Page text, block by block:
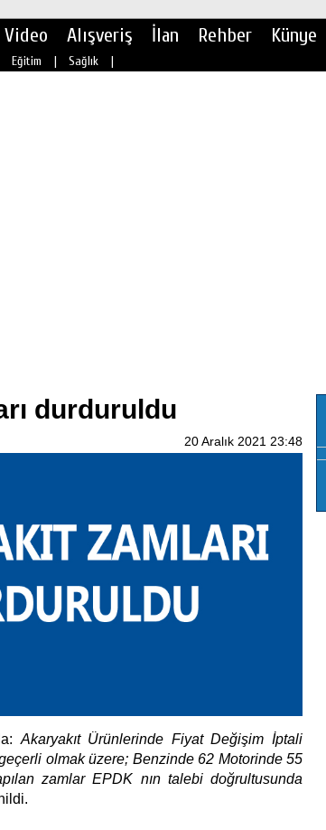
Video Alışveriş İlan Rehber Künye
Eğitim | Sağlık |
durduruldu
20 Aralık 2021 23:48
Akaryakıt Ürünlerinde Fiyat Değişim İptali
olmak üzere; Benzinde 62 Motorinde 55
zamlar EPDK nın talebi doğrultusunda